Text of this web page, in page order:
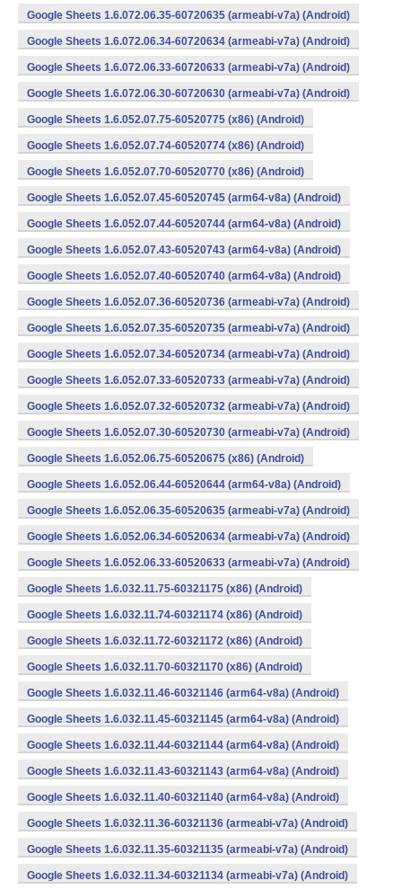
Google Sheets 1.6.072.06.35-60720635 (armeabi-v7a) (Android)
Google Sheets 1.6.072.06.34-60720634 (armeabi-v7a) (Android)
Google Sheets 1.6.072.06.33-60720633 (armeabi-v7a) (Android)
Google Sheets 1.6.072.06.30-60720630 (armeabi-v7a) (Android)
Google Sheets 1.6.052.07.75-60520775 (x86) (Android)
Google Sheets 1.6.052.07.74-60520774 (x86) (Android)
Google Sheets 1.6.052.07.70-60520770 (x86) (Android)
Google Sheets 1.6.052.07.45-60520745 (arm64-v8a) (Android)
Google Sheets 1.6.052.07.44-60520744 (arm64-v8a) (Android)
Google Sheets 1.6.052.07.43-60520743 (arm64-v8a) (Android)
Google Sheets 1.6.052.07.40-60520740 (arm64-v8a) (Android)
Google Sheets 1.6.052.07.36-60520736 (armeabi-v7a) (Android)
Google Sheets 1.6.052.07.35-60520735 (armeabi-v7a) (Android)
Google Sheets 1.6.052.07.34-60520734 (armeabi-v7a) (Android)
Google Sheets 1.6.052.07.33-60520733 (armeabi-v7a) (Android)
Google Sheets 1.6.052.07.32-60520732 (armeabi-v7a) (Android)
Google Sheets 1.6.052.07.30-60520730 (armeabi-v7a) (Android)
Google Sheets 1.6.052.06.75-60520675 (x86) (Android)
Google Sheets 1.6.052.06.44-60520644 (arm64-v8a) (Android)
Google Sheets 1.6.052.06.35-60520635 (armeabi-v7a) (Android)
Google Sheets 1.6.052.06.34-60520634 (armeabi-v7a) (Android)
Google Sheets 1.6.052.06.33-60520633 (armeabi-v7a) (Android)
Google Sheets 1.6.032.11.75-60321175 (x86) (Android)
Google Sheets 1.6.032.11.74-60321174 (x86) (Android)
Google Sheets 1.6.032.11.72-60321172 (x86) (Android)
Google Sheets 1.6.032.11.70-60321170 (x86) (Android)
Google Sheets 1.6.032.11.46-60321146 (arm64-v8a) (Android)
Google Sheets 1.6.032.11.45-60321145 (arm64-v8a) (Android)
Google Sheets 1.6.032.11.44-60321144 (arm64-v8a) (Android)
Google Sheets 1.6.032.11.43-60321143 (arm64-v8a) (Android)
Google Sheets 1.6.032.11.40-60321140 (arm64-v8a) (Android)
Google Sheets 1.6.032.11.36-60321136 (armeabi-v7a) (Android)
Google Sheets 1.6.032.11.35-60321135 (armeabi-v7a) (Android)
Google Sheets 1.6.032.11.34-60321134 (armeabi-v7a) (Android)